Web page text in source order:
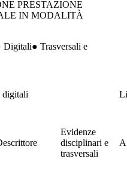
PRESTAZIONE
IN MODALITÀ
Digitali● Trasversali e
digitali
Evidenze
disciplinari e
trasversali
A